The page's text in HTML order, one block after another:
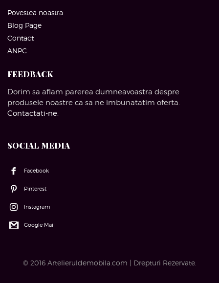
Povestea noastra
Blog Page
Contact
ANPC
FEEDBACK
Dorim sa aflam parerea dumneavoastra despre
produsele noastre ca sa ne imbunatatim oferta.
Contactati-ne.
SOCIAL MEDIA
Facebook
Pinterest
Instagram
Google Mail
© 2016 Artelieruldemobila.com | Drepturi Rezervate.